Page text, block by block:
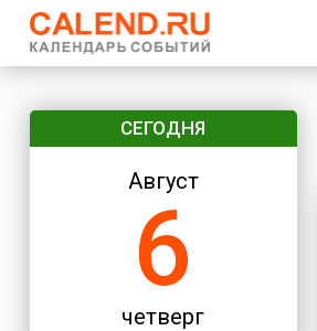
СЕГОДНЯ
Август
6
четверг